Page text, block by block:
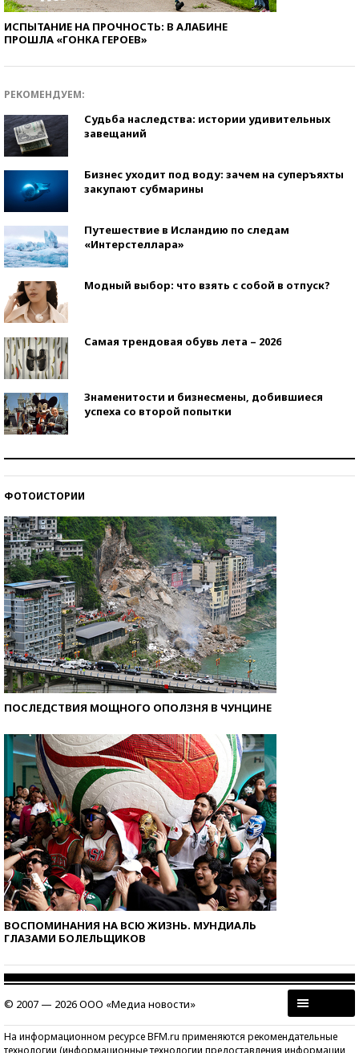
ИСПЫТАНИЕ НА ПРОЧНОСТЬ: В АЛАБИНЕ
ПРОШЛА «ГОНКА ГЕРОЕВ»
РЕКОМЕНДУЕМ:
Судьба наследства: истории удивительных
завещаний
Бизнес уходит под воду: зачем на суперъяхты
закупают субмарины
Путешествие в Исландию по следам
«Интерстеллара»
Модный выбор: что взять с собой в отпуск?
Самая трендовая обувь лета – 2026
Знаменитости и бизнесмены, добившиеся
успеха со второй попытки
ФОТОИСТОРИИ
ПОСЛЕДСТВИЯ МОЩНОГО ОПОЛЗНЯ В ЧУНЦИНЕ
ВОСПОМИНАНИЯ НА ВСЮ ЖИЗНЬ. МУНДИАЛЬ
ГЛАЗАМИ БОЛЕЛЬЩИКОВ
© 2007 — 2026 ООО «Медиа новости»
На информационном ресурсе BFM.ru применяются рекомендательные